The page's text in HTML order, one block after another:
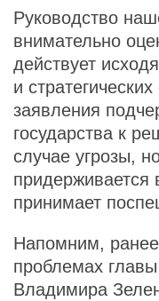
Руководство
внимательно
действует
и
заявления
государства к
случае угрозы,
придерживается
принимает
Напомним,
проблемах
Владимира